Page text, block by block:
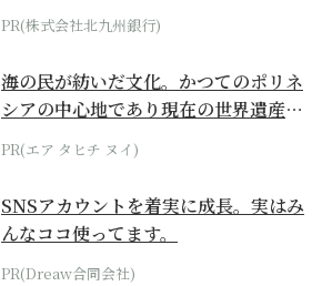
PR(株式会社北九州銀行)
海の民が紡いだ文化。かつてのポリネ
シアの中心地であり現在の世界遺産か
らみえてくる...
PR(エア タヒチ ヌイ)
SNSアカウントを着実に成長。実はみ
んなココ使ってます。
PR(Dreaw合同会社)